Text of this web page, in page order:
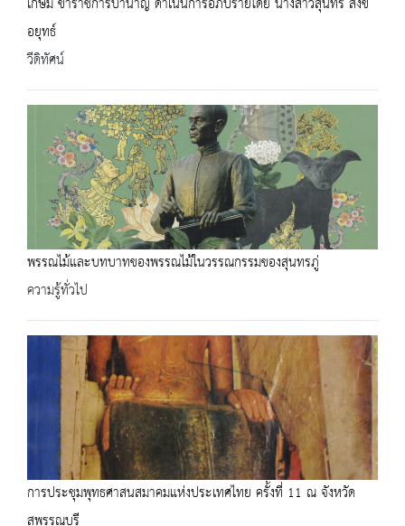
อยุทธ์
วีดิทัศน์
พรรณไม้และบทบาทของพรรณไม้ในวรรณกรรมของสุนทรภู่
ความรู้ทั่วไป
การประชุมพุทธศาสนสมาคมแห่งประเทศไทย ครั้งที่ 11 ณ จังหวัด